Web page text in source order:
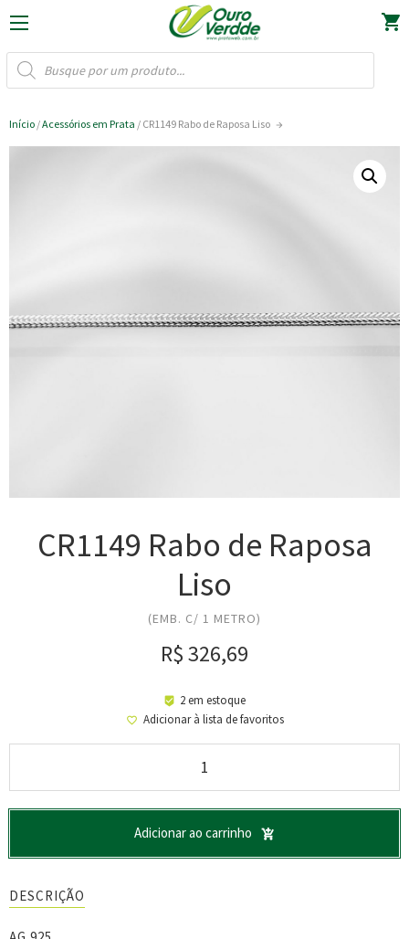
OURO VERDDE shopping_cart
PESQUISAR
PRODUTOS
Início /Acessórios em Prata / CR1149 Rabo de Raposa Liso
CR1149 Rabo de Raposa
Liso
(EMB. C/ 1 METRO)
R$326,69
2 em estoque
Adicionar à lista de favoritos
Adicionar ao carrinho
DESCRIÇÃO